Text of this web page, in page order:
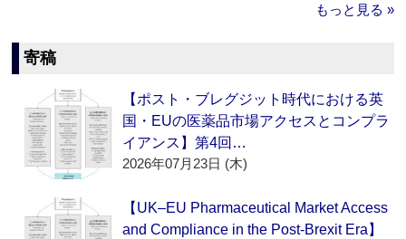
もっと見る »
寄稿
【ポスト・ブレグジット時代における英
国・EUの医薬品市場アクセスとコンプラ
イアンス】第4回…
2026年07月23日 (木)
【UK–EU Pharmaceutical Market Access
and Compliance in the Post-Brexit Era】